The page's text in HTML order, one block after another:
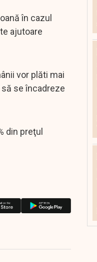
în cazul
ajutoare
vor plăti mai
se încadreze
din preţul